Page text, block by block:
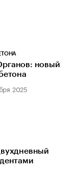
новый
2025